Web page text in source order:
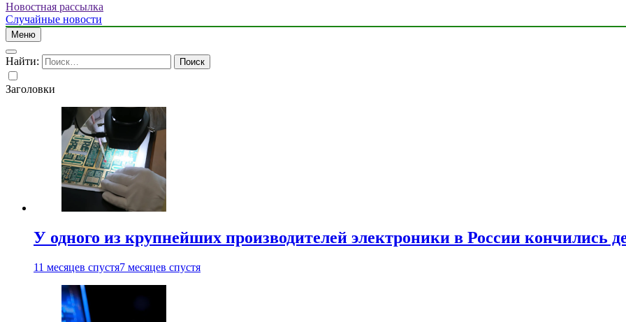
Новостная рассылка
Случайные новости
Меню
Найти:
Заголовки
У одного из крупнейших производителей электроники в России кончились
11 месяцев спустя7 месяцев спустя